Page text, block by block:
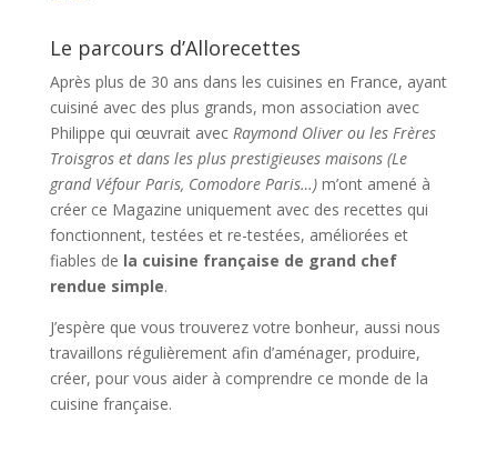
Le parcours d’Allorecettes
Après plus de 30 ans dans les cuisines en France, ayant
cuisiné avec des plus grands, mon association avec
Philippe qui œuvrait avec Raymond Oliver ou les Frères
Troisgros et dans les plus prestigieuses maisons (Le
grand Véfour Paris, Comodore Paris…)m’ont amené à
créer ce Magazine uniquement avec des recettes qui
fonctionnent, testées et re-testées, améliorées et
fiables de la cuisine française de grand chef
rendue simple.
J’espère que vous trouverez votre bonheur, aussi nous
travaillons régulièrement afin d’aménager, produire,
créer, pour vous aider à comprendre ce monde de la
cuisine française.